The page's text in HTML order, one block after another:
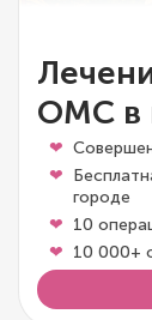
ОМС в
городе
10
10 000+